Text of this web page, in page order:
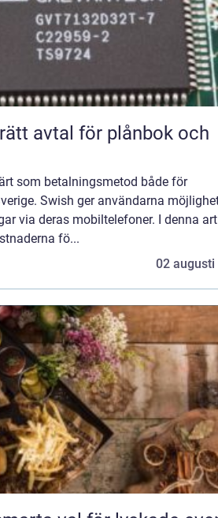
som betalningsmetod både för
Swish ger användarna
via deras mobiltelefoner. I denna
fö...
02 augusti